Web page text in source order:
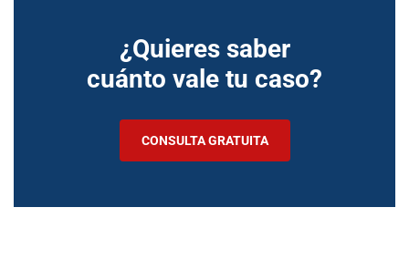
¿Quieres saber
cuánto vale tu caso?
CONSULTA GRATUITA